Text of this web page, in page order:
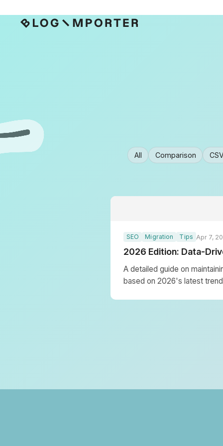
All Comparison
SEO Migration Tips Apr 7,
2026 Edition: Data-
A detailed guide on
based on 2026's latest